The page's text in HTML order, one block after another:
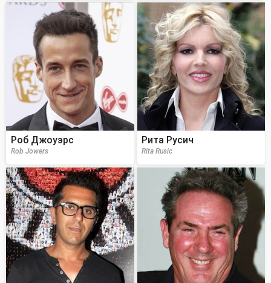
Роб Джоуэрс
Rob Jowers
Рита Русич
Rita Rusic